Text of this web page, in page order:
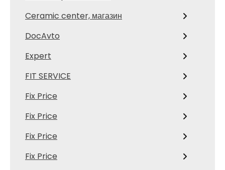
Ceramic center, магазин
DocAvto
Expert
FIT SERVICE
Fix Price
Fix Price
Fix Price
Fix Price